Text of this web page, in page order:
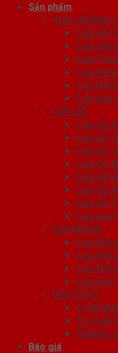
Sản phẩm
CỬA CHỐNG
Cửa Gỗ
Cửa
Cửa
Cửa
Cửa
Cửa vân
CỬA GỖ
Cửa Gỗ
Cửa Gỗ
Cửa Gỗ
Cửa Gỗ
Cửa gỗ
Cửa Gỗ
Cửa Gỗ
Cửa vòm
CỬA NHỰA
Cửa
Cửa
Cửa
Cửa vòm
NỘI THẤT
Tủ Kệ
Tủ Quần
Phụ kiện
Báo giá